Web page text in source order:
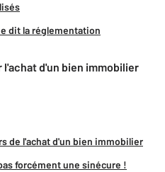
dit la réglementation
l'achat d'un bien immobilier
de l'achat d'un bien immobilier
forcément une sinécure !